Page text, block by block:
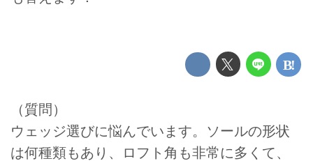
（質問）
ウェッジ選びに悩んでいます。ソールの形状
は何種類もあり、ロフト角も非常に多くて、